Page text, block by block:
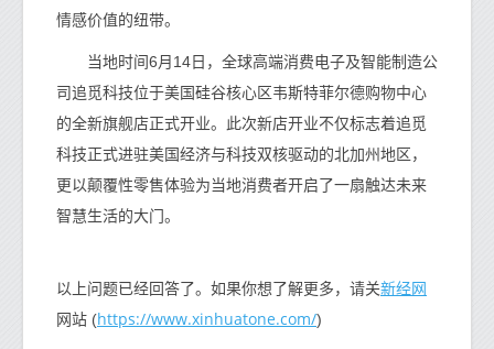
情感价值的纽带。
当地时间6月14日，全球高端消费电子及智能制造公
司追觅科技位于美国硅谷核心区韦斯特菲尔德购物中心
的全新旗舰店正式开业。此次新店开业不仅标志着追觅
科技正式进驻美国经济与科技双核驱动的北加州地区，
更以颠覆性零售体验为当地消费者开启了一扇触达未来
智慧生活的大门。
以上问题已经回答了。如果你想了解更多，请关新经网
网站 (https://www.xinhuatone.com/)